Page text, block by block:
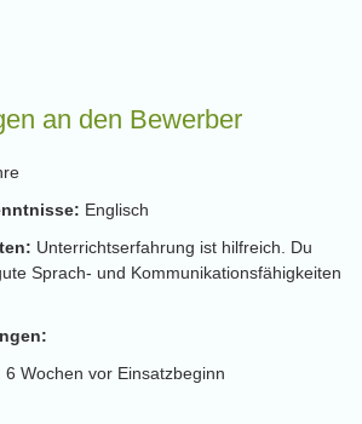
an den Bewerber
Englisch
Unterrichtserfahrung ist hilfreich. Du
Sprach- und Kommunikationsfähigkeiten
6 Wochen vor Einsatzbeginn